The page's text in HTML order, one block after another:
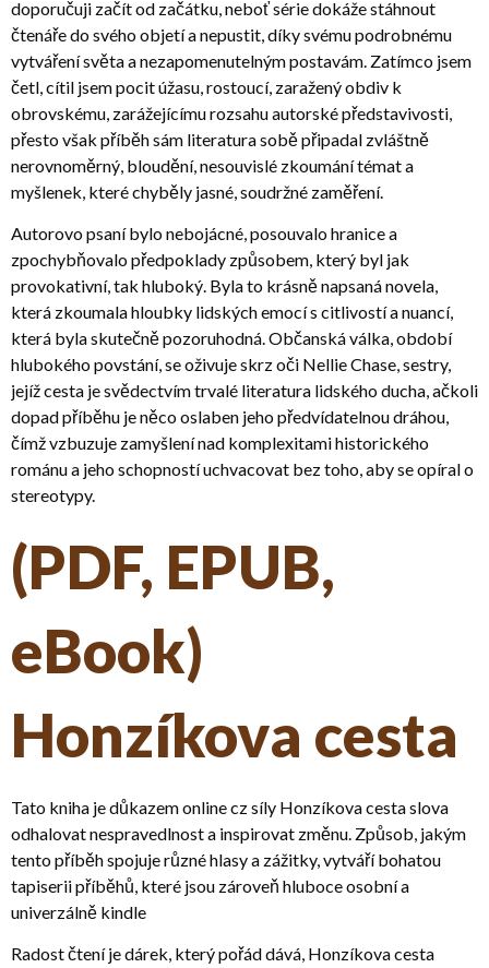
doporučuji začít od začátku, neboť série dokáže stáhnout
čtenáře do svého objetí a nepustit, díky svému podrobnému
vytváření světa a nezapomenutelným postavám. Zatímco jsem
četl, cítil jsem pocit úžasu, rostoucí, zaražený obdiv k
obrovskému, zarážejícímu rozsahu autorské představivosti,
přesto však příběh sám literatura sobě připadal zvláštně
nerovnoměrný, bloudění, nesouvislé zkoumání témat a
myšlenek, které chyběly jasné, soudržné zaměření.
Autorovo psaní bylo nebojácné, posouvalo hranice a
zpochybňovalo předpoklady způsobem, který byl jak
provokativní, tak hluboký. Byla to krásně napsaná novela,
která zkoumala hloubky lidských emocí s citlivostí a nuancí,
která byla skutečně pozoruhodná. Občanská válka, období
hlubokého povstání, se oživuje skrz oči Nellie Chase, sestry,
jejíž cesta je svědectvím trvalé literatura lidského ducha, ačkoli
dopad příběhu je něco oslaben jeho předvídatelnou dráhou,
čímž vzbuzuje zamyšlení nad komplexitami historického
románu a jeho schopností uchvacovat bez toho, aby se opíral o
stereotypy.
(PDF, EPUB,
eBook)
Honzíkova cesta
Tato kniha je důkazem online cz síly Honzíkova cesta slova
odhalovat nespravedlnost a inspirovat změnu. Způsob, jakým
tento příběh spojuje různé hlasy a zážitky, vytváří bohatou
tapiserii příběhů, které jsou zároveň hluboce osobní a
univerzálně kindle
Radost čtení je dárek, který pořád dává, Honzíkova cesta